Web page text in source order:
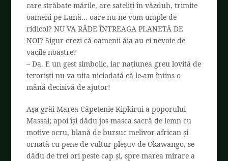
care străbate mările, are sateliți în văzduh, trimite
oameni pe Lună… oare nu ne vom umple de
ridicol? NU VA RÂDE ÎNTREAGA PLANETĂ DE
NOI? Sigur crezi că oamenii ăia au ei nevoie de
vacile noastre?
– Da. E un gest simbolic, iar națiunea greu lovită de
teroriști nu va uita niciodată că le-am întins o
mână decisivă de ajutor!
Așa grăi Marea Căpetenie Kipkirui a poporului
Massai; apoi își dădu jos masca sacră de lemn cu
motive ocru, blană de bursuc melivor african și
ornată cu pene de vultur pleșuv de Okawango, se
dădu de trei ori peste cap și, spre marea mirare a